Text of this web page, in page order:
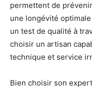
permettent de
une longévité
un test de qualité à
choisir un artisan
technique et service
Bien choisir son